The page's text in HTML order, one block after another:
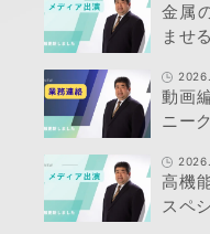
金属
ませ
動画
ニー
高機
スペ